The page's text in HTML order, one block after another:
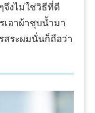
จึงไม่ใช่วิธีที่ดี
เอาผ้าชุบน้ำมา
ระผมนั่นก็ถือว่า